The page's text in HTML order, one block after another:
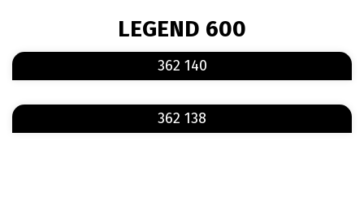
LEGEND 600
362 140
362 138